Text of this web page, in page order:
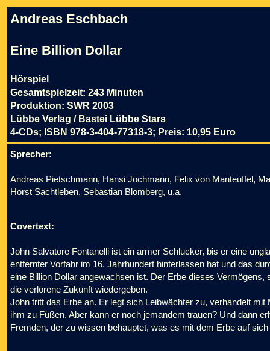
Andreas Eschbach
Eine Billion Dollar
Hörspiel
Gesamtspielzeit: 243 Minuten
Produktion: SWR 2003
Lübbe Verlag / Bastei Lübbe Stars
4-CDs; ISBN 978-3-404-77318-3; Preis: 10,95 Euro
Sprecher:
Andreas Pietschmann, Hansi Jochmann, Felix von Manteuffel,
Horst Sachtleben, Sebastian Blomberg, u.a.
Covertext:
John Salvatore Fontanelli ist ein armer Schlucker, bis er eine
entfernter Vorfahr im 16. Jahrhundert hinterlassen hat und das
eine Billion Dollar angewachsen ist. Der Erbe dieses
die verlorene Zukunft wiedergeben.
John tritt das Erbe an. Er legt sich Leibwächter zu, verhandelt
ihm zu Füßen. Aber kann er noch jemandem trauen? Und dann
Fremden, der zu wissen behauptet, was es mit dem Erbe auf sich